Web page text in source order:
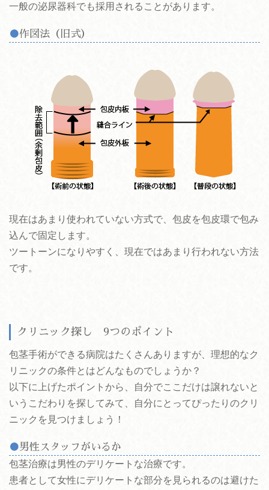
一般の泌尿器科でも採用されることがあります。
作図法（旧式）
現在はあまり使われていない方式で、包皮を包皮環で包み
込んで固定します。
ツートーンになりやすく、現在ではあまり行われない方法
です。
クリニック探し 9つのポイント
包茎手術ができる病院はたくさんありますが、理想的なク
リニックの条件とはどんなものでしょうか？
以下に上げたポイントから、自分でここだけは譲れないと
いうこだわりを探してみて、自分にとってぴったりのクリ
ニックを見つけましょう！
男性スタッフがいるか
包茎治療は男性のデリケートな治療です。
患者として女性にデリケートな部分を見られるのは避けた